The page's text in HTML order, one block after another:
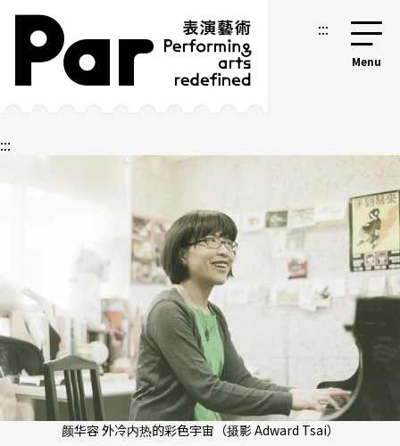
跳到主要内容区块
网站导览 :::
:::
颜华容 外冷内热的彩色宇宙（摄影 Adward Tsai）